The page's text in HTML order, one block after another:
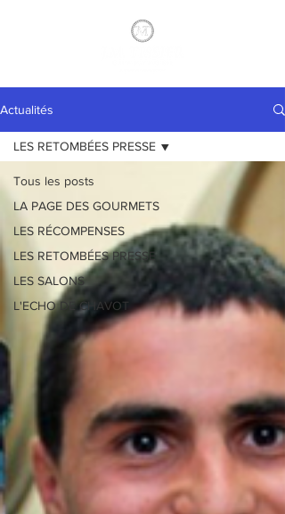
Actualités
Tous les posts
LA PAGE DES GOURMETS
LES RÉCOMPENSES
LES RETOMBÉES PRESSE
LES SALONS
L'ECHO DE CHAVOT
LES RETOMBÉES PRESSE